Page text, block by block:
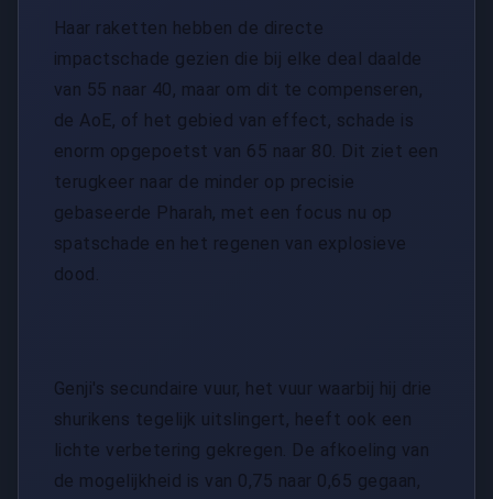
Haar raketten hebben de directe
impactschade gezien die bij elke deal daalde
van 55 naar 40, maar om dit te compenseren,
de AoE, of het gebied van effect, schade is
enorm opgepoetst van 65 naar 80. Dit ziet een
terugkeer naar de minder op precisie
gebaseerde Pharah, met een focus nu op
spatschade en het regenen van explosieve
dood.
Genji's secundaire vuur, het vuur waarbij hij drie
shurikens tegelijk uitslingert, heeft ook een
lichte verbetering gekregen. De afkoeling van
de mogelijkheid is van 0,75 naar 0,65 gegaan,